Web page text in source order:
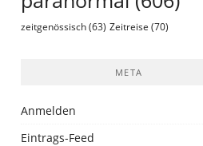
zeitgenössisch (63) Zeitreise (70)
META
Anmelden
Eintrags-Feed